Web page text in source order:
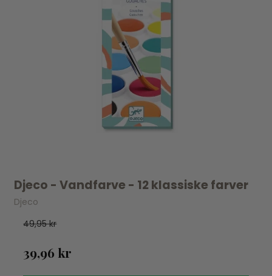
Djeco - Vandfarve - 12 klassiske farver
Djeco
49,95 kr
39,96 kr